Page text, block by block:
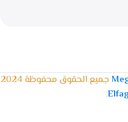
جميع الحقوق محفوظة 2024
.